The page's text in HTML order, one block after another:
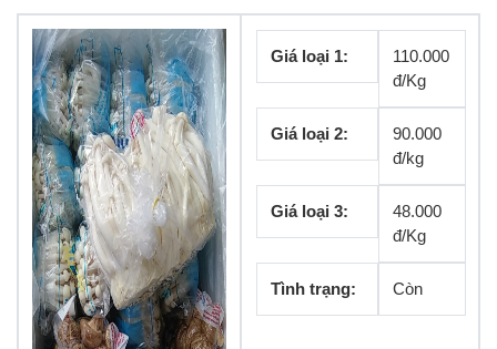
Giá loại 1:
110.000
đ/Kg
Giá loại 2:
90.000
đ/kg
Giá loại 3:
48.000
đ/Kg
Tình trạng: Còn